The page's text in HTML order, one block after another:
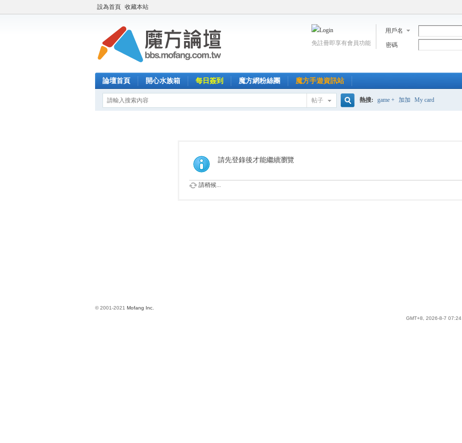
設為首頁 收藏本站
用戶名
密碼
免註冊即享有會員功能
論壇首頁 開心水族箱 每日簽到 魔方網粉絲團 魔方手遊資訊站
帖子 熱搜: game + 加加 My card
請先登錄後才能繼續瀏覽
請稍候...
GMT+8, 2026-8-7 07:24
© 2001-2021 Mofang Inc.